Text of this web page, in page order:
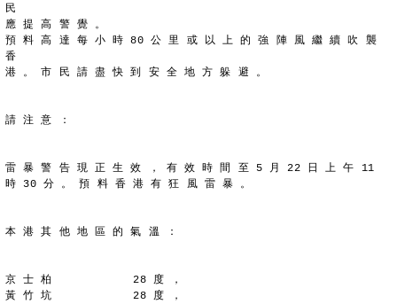
民
應 提 高 警 覺 。
預 料 高 達 每 小 時 80 公 里 或 以 上 的 強 陣 風 繼 續 吹 襲
香
港 。 市 民 請 盡 快 到 安 全 地 方 躲 避 。
請 注 意 ：
雷 暴 警 告 現 正 生 效 ， 有 效 時 間 至 5 月 22 日 上 午 11
時 30 分 。 預 料 香 港 有 狂 風 雷 暴 。
本 港 其 他 地 區 的 氣 溫 ：
京 士 柏            28 度 ，
黃 竹 坑            28 度 ，